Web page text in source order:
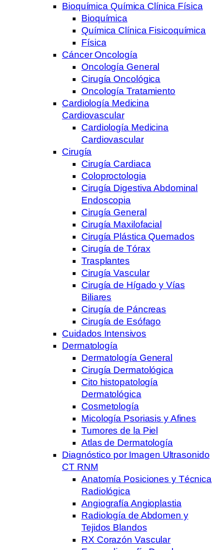
Bioquímica Química Clínica Física
Bioquímica
Química Clínica Fisicoquímica
Física
Cáncer Oncología
Oncología General
Cirugía Oncológica
Oncología Tratamiento
Cardiología Medicina
Cardiovascular
Cardiología Medicina
Cardiovascular
Cirugía
Cirugía Cardiaca
Coloproctologia
Cirugía Digestiva Abdominal
Endoscopia
Cirugía General
Cirugía Maxilofacial
Cirugía Plástica Quemados
Cirugía de Tórax
Trasplantes
Cirugía Vascular
Cirugía de Hígado y Vías
Biliares
Cirugía de Páncreas
Cirugía de Esófago
Cuidados Intensivos
Dermatología
Dermatología General
Cirugía Dermatológica
Cito histopatología
Dermatológica
Cosmetología
Micología Psoriasis y Afines
Tumores de la Piel
Atlas de Dermatología
Diagnóstico por Imagen Ultrasonido
CT RNM
Anatomía Posiciones y Técnica
Radiológica
Angiografía Angioplastia
Radiología de Abdomen y
Tejidos Blandos
RX Corazón Vascular